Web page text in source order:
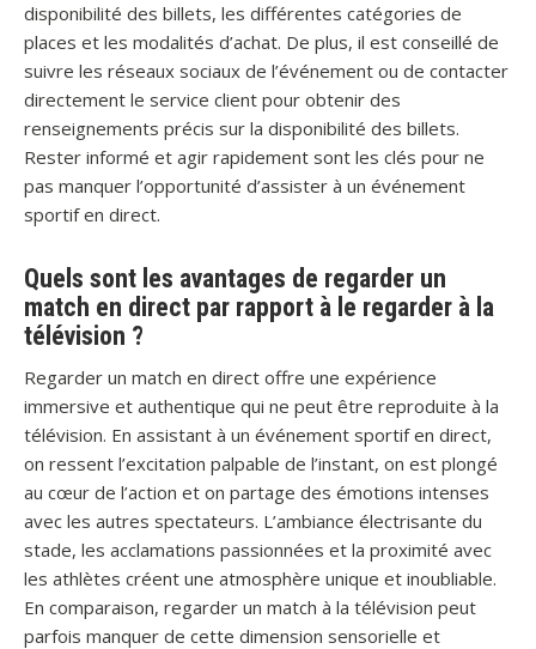
disponibilité des billets, les différentes catégories de
places et les modalités d’achat. De plus, il est conseillé de
suivre les réseaux sociaux de l’événement ou de contacter
directement le service client pour obtenir des
renseignements précis sur la disponibilité des billets.
Rester informé et agir rapidement sont les clés pour ne
pas manquer l’opportunité d’assister à un événement
sportif en direct.
Quels sont les avantages de regarder un
match en direct par rapport à le regarder à la
télévision ?
Regarder un match en direct offre une expérience
immersive et authentique qui ne peut être reproduite à la
télévision. En assistant à un événement sportif en direct,
on ressent l’excitation palpable de l’instant, on est plongé
au cœur de l’action et on partage des émotions intenses
avec les autres spectateurs. L’ambiance électrisante du
stade, les acclamations passionnées et la proximité avec
les athlètes créent une atmosphère unique et inoubliable.
En comparaison, regarder un match à la télévision peut
parfois manquer de cette dimension sensorielle et